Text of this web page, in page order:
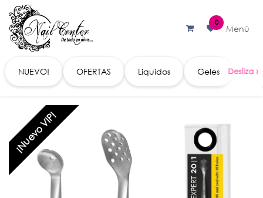
Ir al contenido
0
Menú
NUEVO! OFERTAS Liquidos Geles
¡Nuevo VIP!